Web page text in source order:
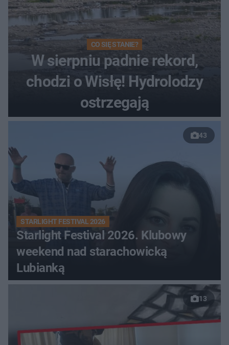
CO SIĘ STANIE?
W sierpniu padnie rekord,
chodzi o Wisłę! Hydrolodzy
ostrzegają
43
STARLIGHT FESTIVAL 2026
Starlight Festival 2026. Klubowy
weekend nad starachowicką
Lubianką
13